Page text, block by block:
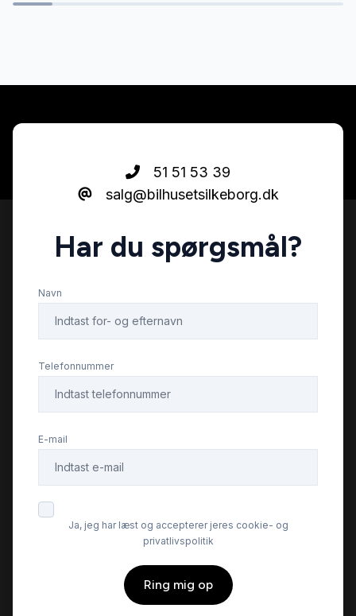
Infocenter
Isofix
Kørecomputer
Læderrat
Navigation
Parkeringssensor bagved
Parkeringssensor foran
51 51 53 39
salg@bilhusetsilkeborg.dk
Har du spørgsmål?
Navn
Telefonnummer
E-mail
Ja, jeg har læst og accepterer jeres cookie- og
privatlivspolitik
Ring mig op